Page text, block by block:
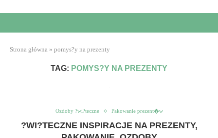
Strona główna » pomys?y na prezenty
TAG: POMYS?Y NA PREZENTY
Ozdoby ?wi?teczne Pakowanie prezent�w
?WI?TECZNE INSPIRACJE NA PREZENTY,